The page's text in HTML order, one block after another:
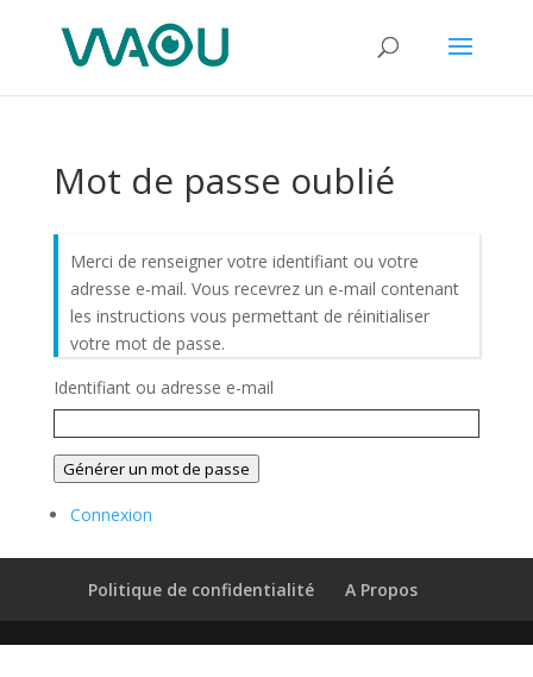
Mot de passe oublié
Merci de renseigner votre identifiant ou votre
adresse e-mail. Vous recevrez un e-mail contenant
les instructions vous permettant de réinitialiser
votre mot de passe.
Identifiant ou adresse e-mail
Générer un mot de passe
Connexion
Politique de confidentialité A Propos